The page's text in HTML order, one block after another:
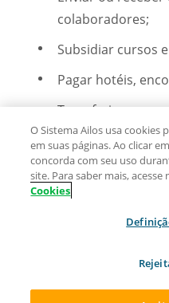
colaboradores;
Subsidiar cursos
Pagar hotéis,
Transferir para
Efetuar o
direitos autorais
patentes.
O Sistema Ailos usa cookies
em suas páginas. Ao clicar
concorda com seu uso
site. Para saber mais, acesse
Cookies